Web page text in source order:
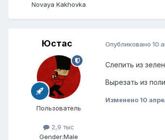
Novaya Kakhovka
Юстаc
Пользователь
2,9 тыс
Gender:Male
Опубликовано 10
Слепить из
Вырезать из
Изменено 10